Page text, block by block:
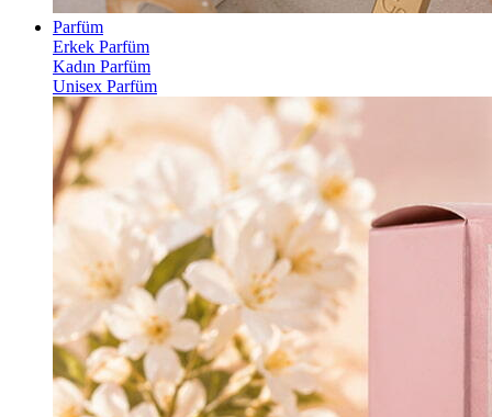
Parfüm
Erkek Parfüm
Kadın Parfüm
Unisex Parfüm